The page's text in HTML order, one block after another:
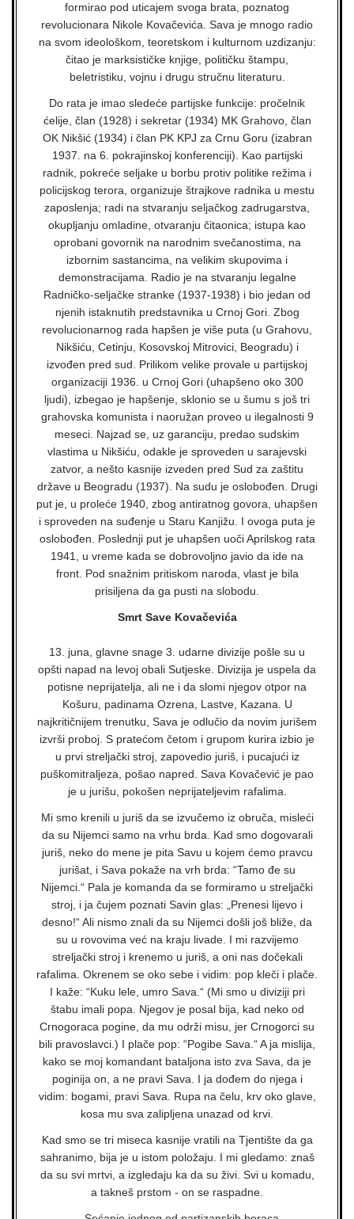
formirao pod uticajem svoga brata, poznatog
revolucionara Nikole Kovačevića. Sava je mnogo radio
na svom ideološkom, teoretskom i kulturnom uzdizanju:
čitao je marksističke knjige, političku štampu,
beletristiku, vojnu i drugu stručnu literaturu.
Do rata je imao sledeće partijske funkcije: pročelnik
ćelije, član (1928) i sekretar (1934) MK Grahovo, član
OK Nikšić (1934) i član PK KPJ za Crnu Goru (izabran
1937. na 6. pokrajinskoj konferenciji). Kao partijski
radnik, pokreće seljake u borbu protiv politike režima i
policijskog terora, organizuje štrajkove radnika u mestu
zaposlenja; radi na stvaranju seljačkog zadrugarstva,
okupljanju omladine, otvaranju čitaonica; istupa kao
oprobani govornik na narodnim svečanostima, na
izbornim sastancima, na velikim skupovima i
demonstracijama. Radio je na stvaranju legalne
Radničko-seljačke stranke (1937-1938) i bio jedan od
njenih istaknutih predstavnika u Crnoj Gori. Zbog
revolucionarnog rada hapšen je više puta (u Grahovu,
Nikšiću, Cetinju, Kosovskoj Mitrovici, Beogradu) i
izvođen pred sud. Prilikom velike provale u partijskoj
organizaciji 1936. u Crnoj Gori (uhapšeno oko 300
ljudi), izbegao je hapšenje, sklonio se u šumu s još tri
grahovska komunista i naoružan proveo u ilegalnosti 9
meseci. Najzad se, uz garanciju, predao sudskim
vlastima u Nikšiću, odakle je sproveden u sarajevski
zatvor, a nešto kasnije izveden pred Sud za zaštitu
države u Beogradu (1937). Na sudu je oslobođen. Drugi
put je, u proleće 1940, zbog antiratnog govora, uhapšen
i sproveden na suđenje u Staru Kanjižu. I ovoga puta je
oslobođen. Poslednji put je uhapšen uoči Aprilskog rata
1941, u vreme kada se dobrovoljno javio da ide na
front. Pod snažnim pritiskom naroda, vlast je bila
prisiljena da ga pusti na slobodu.
Smrt Save Kovačevića
13. juna, glavne snage 3. udarne divizije pošle su u
opšti napad na levoj obali Sutjeske. Divizija je uspela da
potisne neprijatelja, ali ne i da slomi njegov otpor na
Košuru, padinama Ozrena, Lastve, Kazana. U
najkritičnijem trenutku, Sava je odlučio da novim jurišem
izvrši proboj. S pratećom četom i grupom kurira izbio je
u prvi streljački stroj, zapovedio juriš, i pucajući iz
puškomitraljeza, pošao napred. Sava Kovačević je pao
je u jurišu, pokošen neprijateljevim rafalima.
Mi smo krenili u juriš da se izvučemo iz obruča, misleći
da su Nijemci samo na vrhu brda. Kad smo dogovarali
juriš, neko do mene je pita Savu u kojem ćemo pravcu
jurišat, i Sava pokaže na vrh brda: “Tamo đe su
Nijemci.“ Pala je komanda da se formiramo u streljački
stroj, i ja čujem poznati Savin glas: „Prenesi lijevo i
desno!“ Ali nismo znali da su Nijemci došli još bliže, da
su u rovovima već na kraju livade. I mi razvijemo
streljački stroj i krenemo u juriš, a oni nas dočekali
rafalima. Okrenem se oko sebe i vidim: pop kleči i plače.
I kaže: “Kuku lele, umro Sava.“ (Mi smo u diviziji pri
štabu imali popa. Njegov je posal bija, kad neko od
Crnogoraca pogine, da mu održi misu, jer Crnogorci su
bili pravoslavci.) I plače pop: “Pogibe Sava.“ A ja mislija,
kako se moj komandant bataljona isto zva Sava, da je
poginija on, a ne pravi Sava. I ja dođem do njega i
vidim: bogami, pravi Sava. Rupa na čelu, krv oko glave,
kosa mu sva zalipljena unazad od krvi.
Kad smo se tri miseca kasnije vratili na Tjentište da ga
sahranimo, bija je u istom položaju. I mi gledamo: znaš
da su svi mrtvi, a izgledaju ka da su živi. Svi u komadu,
a takneš prstom - on se raspadne.